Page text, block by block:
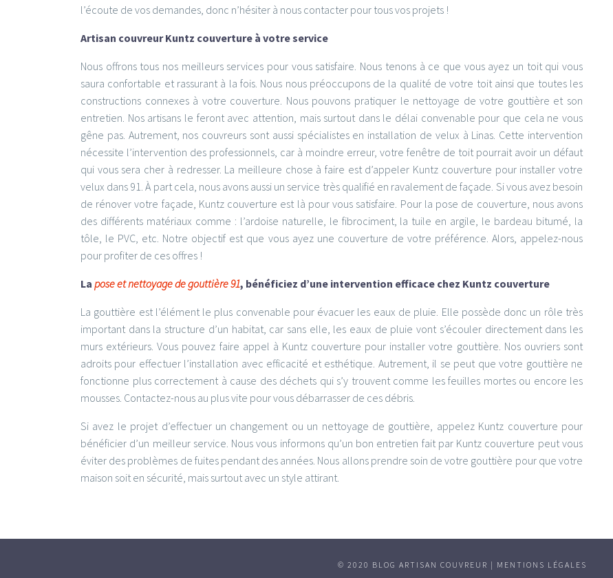
l’écoute de vos demandes, donc n’hésiter à nous contacter pour tous vos projets !
Artisan couvreur Kuntz couverture à votre service
Nous offrons tous nos meilleurs services pour vous satisfaire. Nous tenons à ce que vous ayez un toit qui vous
saura confortable et rassurant à la fois. Nous nous préoccupons de la qualité de votre toit ainsi que toutes les
constructions connexes à votre couverture. Nous pouvons pratiquer le nettoyage de votre gouttière et son
entretien. Nos artisans le feront avec attention, mais surtout dans le délai convenable pour que cela ne vous
gêne pas. Autrement, nos couvreurs sont aussi spécialistes en installation de velux à Linas. Cette intervention
nécessite l’intervention des professionnels, car à moindre erreur, votre fenêtre de toit pourrait avoir un défaut
qui vous sera cher à redresser. La meilleure chose à faire est d’appeler Kuntz couverture pour installer votre
velux dans 91. À part cela, nous avons aussi un service très qualifié en ravalement de façade. Si vous avez besoin
de rénover votre façade, Kuntz couverture est là pour vous satisfaire. Pour la pose de couverture, nous avons
des différents matériaux comme : l’ardoise naturelle, le fibrociment, la tuile en argile, le bardeau bitumé, la
tôle, le PVC, etc. Notre objectif est que vous ayez une couverture de votre préférence. Alors, appelez-nous
pour profiter de ces offres !
La pose et nettoyage de gouttière 91, bénéficiez d’une intervention efficace chez Kuntz couverture
La gouttière est l’élément le plus convenable pour évacuer les eaux de pluie. Elle possède donc un rôle très
important dans la structure d’un habitat, car sans elle, les eaux de pluie vont s’écouler directement dans les
murs extérieurs. Vous pouvez faire appel à Kuntz couverture pour installer votre gouttière. Nos ouvriers sont
adroits pour effectuer l’installation avec efficacité et esthétique. Autrement, il se peut que votre gouttière ne
fonctionne plus correctement à cause des déchets qui s’y trouvent comme les feuilles mortes ou encore les
mousses. Contactez-nous au plus vite pour vous débarrasser de ces débris.
Si avez le projet d’effectuer un changement ou un nettoyage de gouttière, appelez Kuntz couverture pour
bénéficier d’un meilleur service. Nous vous informons qu’un bon entretien fait par Kuntz couverture peut vous
éviter des problèmes de fuites pendant des années. Nous allons prendre soin de votre gouttière pour que votre
maison soit en sécurité, mais surtout avec un style attirant.
© 2020 BLOG ARTISAN COUVREUR | MENTIONS LÉGALES